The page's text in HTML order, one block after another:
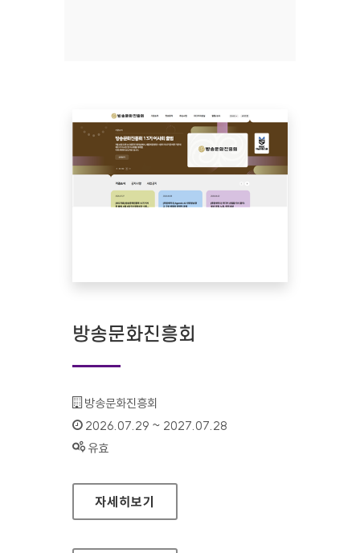
방송문화진흥회
기관명 :
방송문화진흥회
인증기간 :
2026.07.29 ~ 2027.07.28
상태 :
유효
방송문화진흥회
자세히보기